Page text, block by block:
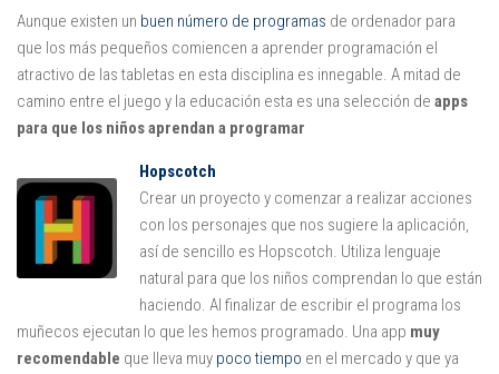
Marbotic
Mysticmono
Pepi Play
Sago Sago
Tinybop
Toca Boca
Aunque existen un buen número de programas de ordenador para
que los más pequeños comiencen a aprender programación el
atractivo de las tabletas en esta disciplina es innegable. A mitad de
camino entre el juego y la educación esta es una selección de apps
para que los niños aprendan a programar
Hopscotch
Crear un proyecto y comenzar a realizar acciones
con los personajes que nos sugiere la aplicación,
así de sencillo es Hopscotch. Utiliza lenguaje
natural para que los niños comprendan lo que están
haciendo. Al finalizar de escribir el programa los
muñecos ejecutan lo que les hemos programado. Una app muy
recomendable que lleva muy poco tiempo en el mercado y que ya